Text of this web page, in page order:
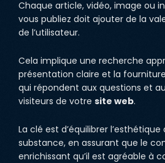
Chaque article, vidéo, image ou
vous publiez doit ajouter de la
de l’utilisateur.
Cela implique une recherche
présentation claire et la
qui répondent aux questions et
visiteurs de votre site web.
La clé est d’équilibrer l’esthétique
substance, en assurant que le
enrichissant qu’il est agréable à